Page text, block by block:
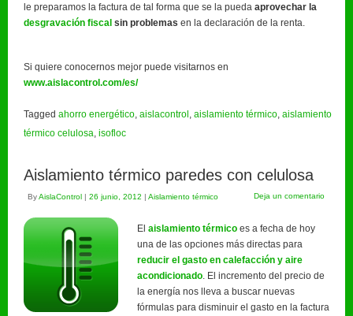
le preparamos la factura de tal forma que se la pueda aprovechar la
desgravación fiscal sin problemas en la declaración de la renta.
Si quiere conocernos mejor puede visitarnos en
www.aislacontrol.com/es/
Tagged ahorro energético aislacontrol aislamiento térmico aislamiento
térmico celulosa isofloc
Aislamiento térmico paredes con celulosa
ByAislaControl | 26 junio, 2012 | Aislamiento térmico Deja un comentario
El aislamiento térmico es a fecha de hoy
una de las opciones más directas para
reducir el gasto en calefacción y aire
acondicionado . El incremento del precio de
la energía nos lleva a buscar nuevas
fórmulas para disminuir el gasto en la factura